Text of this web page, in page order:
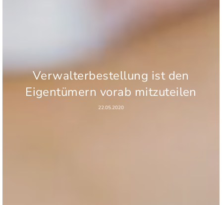
Verwalterbestellung ist den
Eigentümern vorab mitzuteilen
22.05.2020